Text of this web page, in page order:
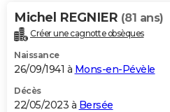
Michel REGNIER (81 ans)
Créer une cagnotte obsèques
Naissance
26/09/1941 à Mons-en-Pévèle
Décès
22/05/2023 à Bersée